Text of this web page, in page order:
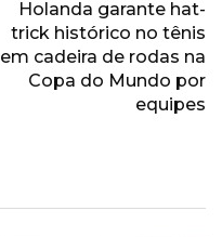
Holanda garante hat-
trick histórico no tênis
em cadeira de rodas na
Copa do Mundo por
equipes